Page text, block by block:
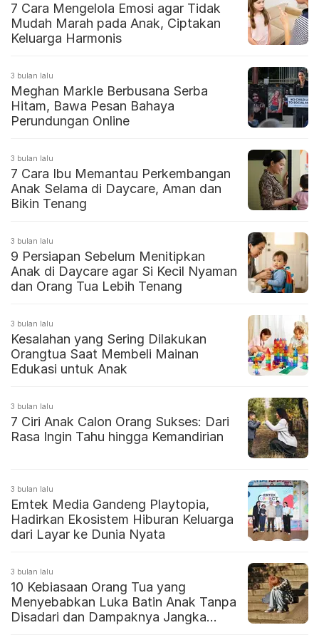
7 Cara Mengelola Emosi agar Tidak
Mudah Marah pada Anak, Ciptakan
Keluarga Harmonis
3 bulan lalu
Meghan Markle Berbusana Serba
Hitam, Bawa Pesan Bahaya
Perundungan Online
3 bulan lalu
7 Cara Ibu Memantau Perkembangan
Anak Selama di Daycare, Aman dan
Bikin Tenang
3 bulan lalu
9 Persiapan Sebelum Menitipkan
Anak di Daycare agar Si Kecil Nyaman
dan Orang Tua Lebih Tenang
3 bulan lalu
Kesalahan yang Sering Dilakukan
Orangtua Saat Membeli Mainan
Edukasi untuk Anak
3 bulan lalu
7 Ciri Anak Calon Orang Sukses: Dari
Rasa Ingin Tahu hingga Kemandirian
3 bulan lalu
Emtek Media Gandeng Playtopia,
Hadirkan Ekosistem Hiburan Keluarga
dari Layar ke Dunia Nyata
3 bulan lalu
10 Kebiasaan Orang Tua yang
Menyebabkan Luka Batin Anak Tanpa
Disadari dan Dampaknya Jangka